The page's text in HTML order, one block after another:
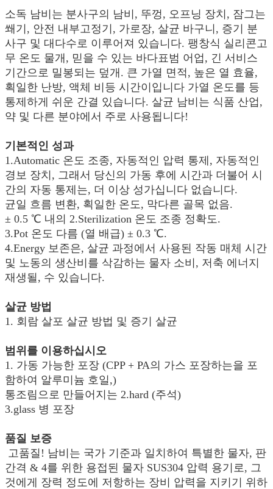
소독 남비는 분사구의 남비, 뚜껑, 오프닝 장치, 잠그는
쐐기, 안전 내부고정기, 가로장, 살균 바구니, 증기 분
사구 및 대다수로 이루어져 있습니다. 팽창식 실리콘고
무 온도 물개, 믿을 수 있는 바다표범 어업, 긴 서비스
기간으로 밀봉되는 덮개. 큰 가열 면적, 높은 열 효율,
획일한 난방, 액체 비등 시간이입니다 가열 온도를 등
통제하게 쉬운 간결 있습니다. 살균 남비는 식품 산업,
약 및 다른 분야에서 주로 사용됩니다!
기본적인 성과
1.Automatic 온도 조종, 자동적인 압력 통제, 자동적인
경보 장치, 그래서 당신의 가동 후에 시간과 더불어 시
간의 자동 통제는, 더 이상 성가십니다 없습니다.
균일 흐름 변환, 획일한 온도, 막다른 골목 없음.
± 0.5 ℃ 내의 2.Sterilization 온도 조종 정확도.
3.Pot 온도 다름 (열 배급) ± 0.3 ℃.
4.Energy 보존은, 살균 과정에서 사용된 작동 매체 시간
및 노동의 생산비를 삭감하는 물자 소비, 저축 에너지
재생될, 수 있습니다.
살균 방법
1. 회람 살포 살균 방법 및 증기 살균
범위를 이용하십시오
1. 가동 가능한 포장 (CPP + PA의 가스 포장하는을 포
함하여 알루미늄 호일,)
통조림으로 만들어지는 2.hard (주석)
3.glass 병 포장
품질 보증
고품질! 남비는 국가 기준과 일치하여 특별한 물자, 판
간격 & 4를 위한 용접된 물자 SUS304 압력 용기로, 그
것에게 장력 정도에 저항하는 장비 압력을 지키기 위하